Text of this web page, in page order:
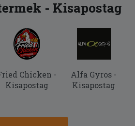
- Kisapostag
Chicken -
Kisapostag
Alfa Gyros -
Kisapostag